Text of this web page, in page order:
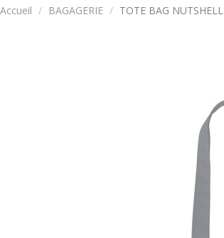
Accueil BAGAGERIE TOTE BAG NUTSHELL